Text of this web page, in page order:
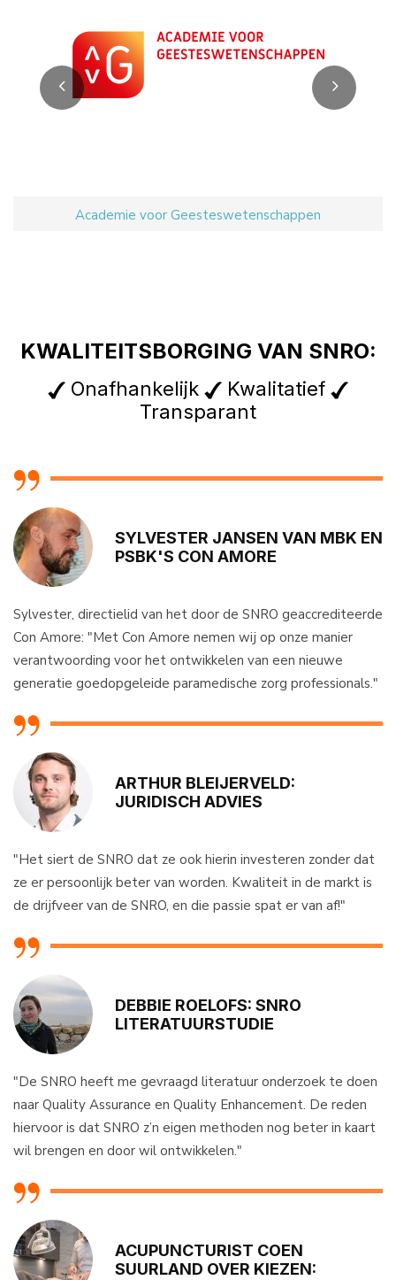
Academie voor Geesteswetenschappen
KWALITEITSBORGING VAN SNRO:
Onafhankelijk
Kwalitatief
Transparant
SYLVESTER JANSEN VAN MBK EN
PSBK'S CON AMORE
Sylvester, directielid van het door de SNRO geaccrediteerde
Con Amore: "Met Con Amore nemen wij op onze manier
verantwoording voor het ontwikkelen van een nieuwe
generatie goedopgeleide paramedische zorg professionals."
ARTHUR BLEIJERVELD:
JURIDISCH ADVIES
"Het siert de SNRO dat ze ook hierin investeren zonder dat
ze er persoonlijk beter van worden. Kwaliteit in de markt is
de drijfveer van de SNRO, en die passie spat er van af!"
DEBBIE ROELOFS: SNRO
LITERATUURSTUDIE
"De SNRO heeft me gevraagd literatuur onderzoek te doen
naar Quality Assurance en Quality Enhancement. De reden
hiervoor is dat SNRO z’n eigen methoden nog beter in kaart
wil brengen en door wil ontwikkelen."
ACUPUNCTURIST COEN
SUURLAND OVER KIEZEN: